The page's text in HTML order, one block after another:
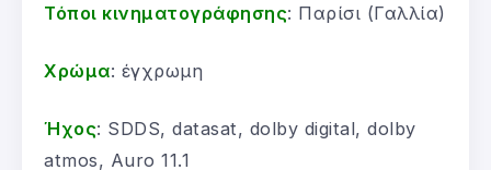
Τόποι κινηματογράφησης: Παρίσι (Γαλλία)
Χρώμα: έγχρωμη
Ήχος: SDDS, datasat, dolby digital, dolby
atmos, Auro 11.1